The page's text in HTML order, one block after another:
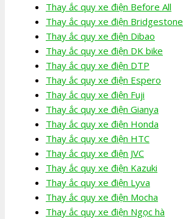
Thay ắc quy xe điện Before All
Thay ắc quy xe điện Bridgestone
Thay ắc quy xe điện Dibao
Thay ắc quy xe điện DK bike
Thay ắc quy xe điện DTP
Thay ắc quy xe điện Espero
Thay ắc quy xe điện Fuji
Thay ắc quy xe điện Gianya
Thay ắc quy xe điện Honda
Thay ắc quy xe điện HTC
Thay ắc quy xe điện JVC
Thay ắc quy xe điện Kazuki
Thay ắc quy xe điện Lyva
Thay ắc quy xe điện Mocha
Thay ắc quy xe điện Ngọc hà